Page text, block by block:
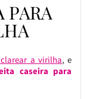
PARA
a virilha, e
caseira para